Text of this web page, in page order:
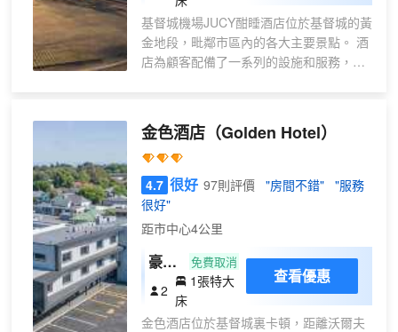
在星光下享受蒸汽浴和寧靜氛圍。 來
和我們一起漂流吧。結識新朋友，分
享彼此的故事，開啟一段即使離開酒
店後仍會津津樂道的精彩旅程。
張床
位）
基督城機場JUCY酣睡酒店位於基督城的黃
金地段，毗鄰市區內的各大主要景點。 酒
店為顧客配備了一系列的設施和服務，旨
線網絡, 每日客房清潔服務, 傳真機, 複
印, 24小時前台等設施。 客房內飾優雅，
便捷設施齊全。 住客可享受酒店內的休閒
設施，包括花園等。 基督城機場JUCY酣
睡酒店可滿足您的一切需要，酒店員工可
金色酒店（Golden Hotel）
4.7 很好 97則評價 "房間不錯"
"服務
很好"
距市中心4公里
豪華
特大
床房
免費取消
2
1張特大
床
查看優惠
金色酒店位於基督城裏卡頓，距離沃爾夫